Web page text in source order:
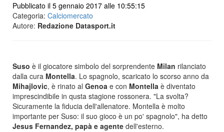
Pubblicato il 5 gennaio 2017 alle 10:55:15
Categoria: Calciomercato
Autore: Redazione Datasport.it
Suso è il giocatore simbolo del sorprendente Milan rilanciato
dalla cura Montella. Lo spagnolo, scaricato lo scorso anno da
Mihajlovic, è rinato al Genoa e con Montella è diventato
imprescindibile in qusta stagione rossonera. "La svolta?
Sicuramente la fiducia dell'allenatore. Montella è molto
importante per Suso: il suo gioco è un po' spagnolo", ha detto
Jesus Fernandez, papà e agente dell'esterno.